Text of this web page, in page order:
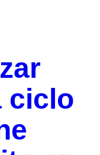
ciclo